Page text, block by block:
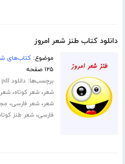
دانلود کتاب طنز شعر امروز
موضوع:کتاب‌های
۱۲۵ صفحه
برچسب‌ها:دانلود pdf شعر
شعر،شعر کوتاه،
شعر،شعر فارسی،
فارسی،شعر طنز